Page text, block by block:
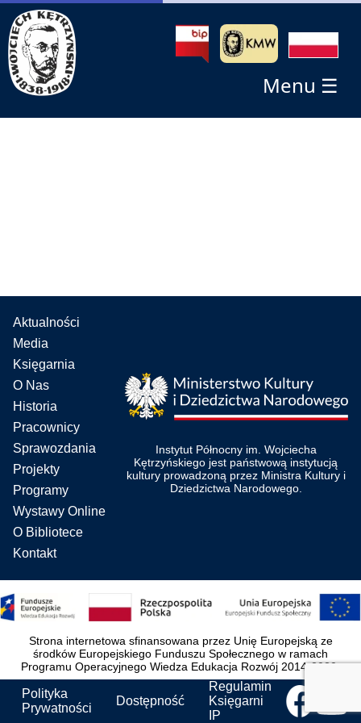
Menu ☰
Aktualności
Media
Księgarnia
O Nas
Historia
Pracownicy
Sprawozdania
Projekty
Programy
Wystawy Online
O Bibliotece
Kontakt
Instytut Północny im. Wojciecha
Kętrzyńskiego jest państwową instytucją
kultury prowadzoną przez Ministra Kultury i
Dziedzictwa Narodowego.
Strona internetowa sfinansowana przez Unię Europejską ze
środków Europejskiego Funduszu Społecznego w ramach
Programu Operacyjnego Wiedza Edukacja Rozwój 2014-2020.
Polityka
Prywatności
Dostępność
Regulamin
Księgarni
IP